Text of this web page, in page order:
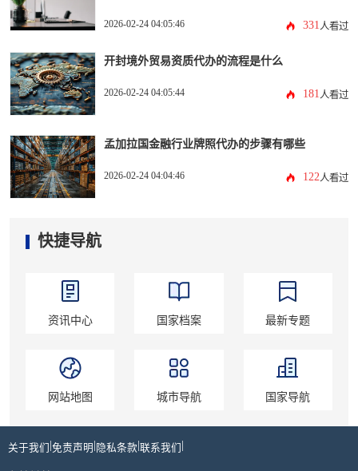
2026-02-24 04:05:46 331人看过
开封境外贸易资质代办的流程是什么
2026-02-24 04:05:44 181人看过
孟加拉国金融行业牌照代办的步骤有哪些
2026-02-24 04:04:46 122人看过
快捷导航
资讯中心 国家档案 最新专题
网站地图 城市导航 国家导航
关于我们 免责声明 隐私条款 联系我们